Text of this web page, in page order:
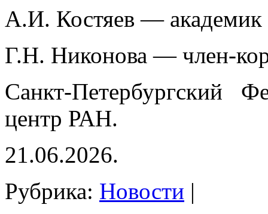
А.И. Костяев —
Г.Н. Никонова — член-
Санкт-Петербургский
центр РАН.
21.06.2026.
Рубрика: Новости |